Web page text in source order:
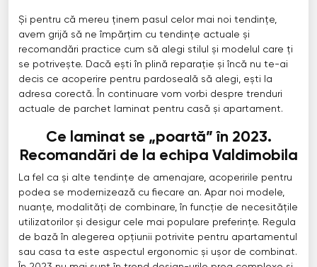
Și pentru că mereu ținem pasul celor mai noi tendințe,
avem grijă să ne împărțim cu tendințe actuale și
recomandări practice cum să alegi stilul și modelul care ți
se potrivește. Dacă ești în plină reparație și încă nu te-ai
decis ce acoperire pentru pardoseală să alegi, ești la
adresa corectă. În continuare vom vorbi despre trenduri
actuale de parchet laminat pentru casă și apartament.
Ce laminat se „poartă” în 2023.
Recomandări de la echipa Valdimobila
La fel ca și alte tendințe de amenajare, acoperirile pentru
podea se modernizează cu fiecare an. Apar noi modele,
nuanțe, modalități de combinare, în funcție de necesitățile
utilizatorilor și desigur cele mai populare preferințe. Regula
de bază în alegerea opțiunii potrivite pentru apartamentul
sau casa ta este aspectul ergonomic și ușor de combinat.